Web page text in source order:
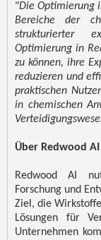
"Die Optimierung
Bereiche der
strukturierter
Optimierung in
zu können, ihre
reduzieren und
praktischen
in chemischen
Über Redwood
Redwood AI
Forschung und
Ziel, die
Lösungen für
Unternehmen